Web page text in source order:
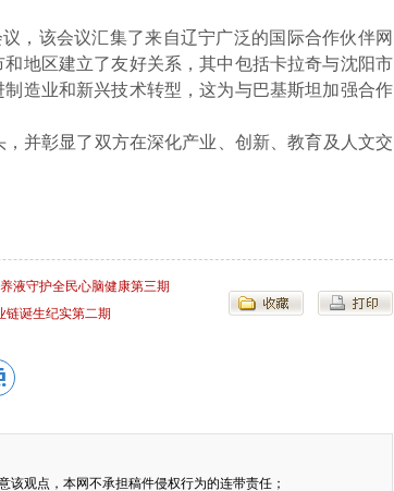
，该会议汇集了来自辽宁广泛的国际合作伙伴网
地区建立了友好关系，其中包括卡拉奇与沈阳市
造业和新兴技术转型，这为与巴基斯坦加强合作
并彰显了双方在深化产业、创新、教育及人文交
液守护全民心脑健康第三期
链诞生纪实第二期
观点，本网不承担稿件侵权行为的连带责任；